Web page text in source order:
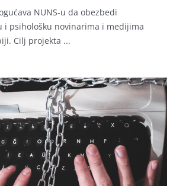
NUNS-u da obezbedi
i psihološku novinarima i medijima
Cilj projekta ...